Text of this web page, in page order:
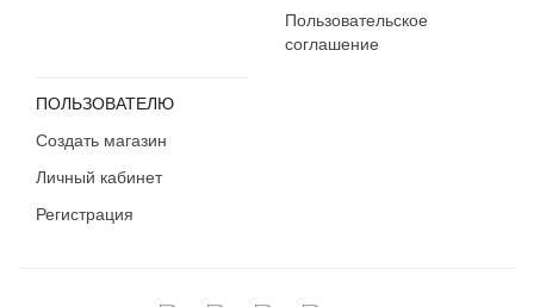
Красноярский край
Крым
Курганская область
Пользовательское
соглашение
ПОЛЬЗОВАТЕЛЮ
Создать магазин
Личный кабинет
Регистрация